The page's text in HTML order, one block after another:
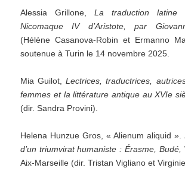
Alessia Grillone,La traduction latine
Nicomaque IV d’Aristote, par
(Hélène Casanova-Robin et Ermanno
soutenue à Turin le 14 novembre 2025.
Mia Guilot,Lectrices, traductrices,
femmes et la littérature antique au XVIe
(dir. Sandra Provini).
Helena Hunzue Gros, « Alienum aliquid ».
d’un triumvirat humaniste : Érasme, Budé,
Aix-Marseille (dir. Tristan Vigliano et